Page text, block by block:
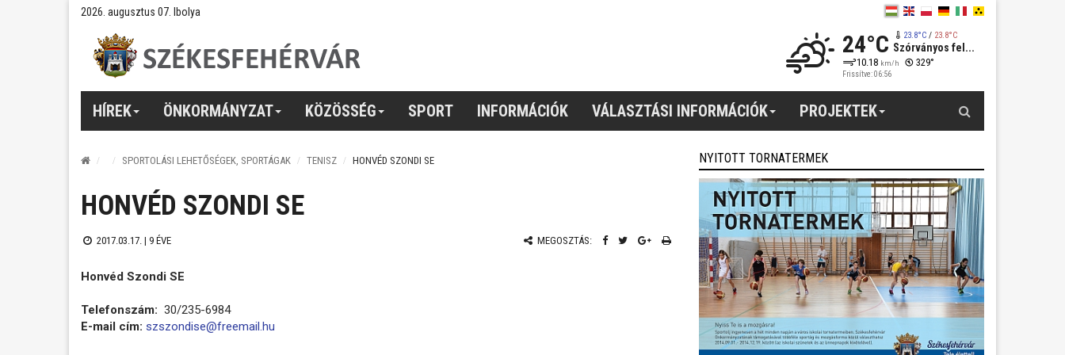
2026. augusztus 07. Ibolya
24°C 23.8°C/ 23.8°C
Szórványos fel...
10.18 km/h 329°
Frissítve: 06:56
HÍREK ÖNKORMÁNYZAT KÖZÖSSÉG SPORT INFORMÁCIÓK VÁLASZTÁSI INFORMÁCIÓK PROJEKTEK
SPORTOLÁSI LEHETŐSÉGEK, SPORTÁGAK TENISZ HONVÉD SZONDI SE
HONVÉD SZONDI SE
2017.03.17. | 9 ÉVE MEGOSZTÁS:
Honvéd Szondi SE
Telefonszám: 30/235-6984
E-mail cím: szszondise@freemail.hu
NYITOTT TORNATERMEK